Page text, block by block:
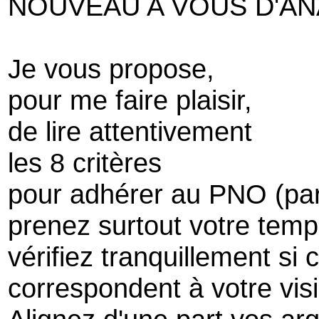
Je vous propose,
pour me faire plaisir,
de lire attentivement
les 8 critères
pour adhérer au PNO
prenez surtout votre
vérifiez tranquillement si
correspondent à votre